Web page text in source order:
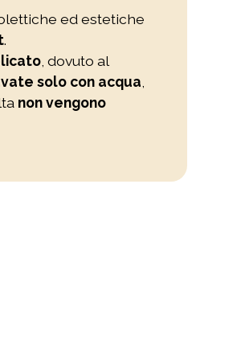
ed estetiche
.
, dovuto al
solo con acqua
non vengono